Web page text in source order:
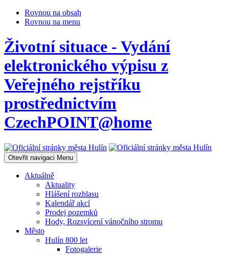
Rovnou na obsah
Rovnou na menu
Životní situace - Vydání
elektronického výpisu z
Veřejného rejstříku
prostřednictvím
CzechPOINT@home
Otevřit navigaci Menu
Aktuálně
Aktuality
Hlášení rozhlasu
Kalendář akcí
Prodej pozemků
Hody, Rozsvícení vánočního stromu
Město
Hulín 800 let
Fotogalerie